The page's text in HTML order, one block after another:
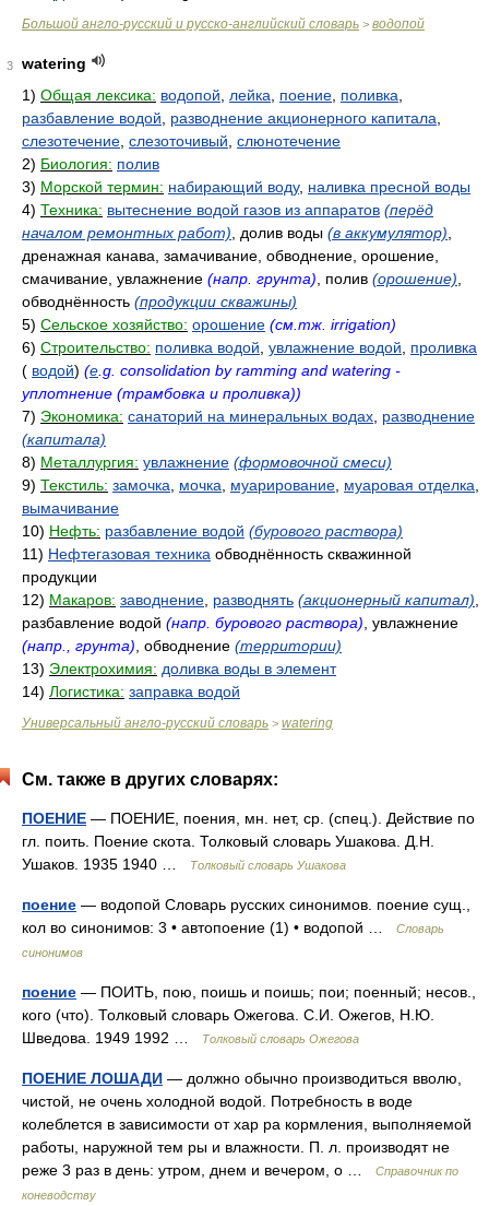
Большой англо-русский и русско-английский словарь > водопой
3
watering
1) Общая лексика: водопой лейка поение поливка
разбавление водой
разводнение акционерного капитала
слезотечение слезоточивый слюнотечение
2) Биология: полив
3) Морской термин: набирающий воду, наливка пресной воды
4) Техника: вытеснение водой газов из аппаратов (перёд
началом ремонтных работ) , долив воды (в аккумулятор)
дренажная канава, замачивание, обводнение, орошение,
смачивание, увлажнение (напр. грунта) , полив (орошение)
обводнённость (продукции скважины)
5) Сельское хозяйство: орошение (см.тж. irrigation)
6) Строительство: поливка водой увлажнение водой
проливка
( водой) (e .g. consolidation by ramming and watering -
уплотнение (трамбовка и проливка))
7) Экономика: санаторий на минеральных водах разводнение
(капитала)
8) Металлургия: увлажнение (формовочной смеси)
9) Текстиль: замочка мочка муарирование муаровая отделка
вымачивание
10) Нефть: разбавление водой (бурового раствора)
11) Нефтегазовая техника обводнённость скважинной
продукции
12) Макаров: заводнение разводнять (акционерный капитал)
разбавление водой (напр. бурового раствора) , увлажнение
(напр., грунта) , обводнение (территории)
13) Электрохимия: доливка воды в элемент
14) Логистика: заправка водой
Универсальный англо-русский словарь > watering
См. также в других словарях:
ПОЕНИЕ — ПОЕНИЕ, поения, мн. нет, ср. (спец.). Действие по
гл. поить. Поение скота. Толковый словарь Ушакова. Д.Н.
Ушаков. 1935 1940 …
Толковый словарь Ушакова
поение — водопой Словарь русских синонимов. поение сущ.,
кол во синонимов: 3 • автопоение (1) • водопой …
Словарь
синонимов
поение — ПОИТЬ, пою, поишь и поишь; пои; поенный; несов.,
кого (что). Толковый словарь Ожегова. С.И. Ожегов, Н.Ю.
Шведова. 1949 1992 …
Толковый словарь Ожегова
ПОЕНИЕ ЛОШАДИ — должно обычно производиться вволю,
чистой, не очень холодной водой. Потребность в воде
колеблется в зависимости от хар ра кормления, выполняемой
работы, наружной тем ры и влажности. П. л. производят не
реже 3 раз в день: утром, днем и вечером, о …
Справочник по
коневодству